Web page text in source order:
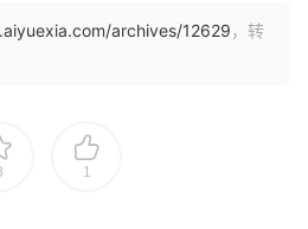
archives/12629，转
1